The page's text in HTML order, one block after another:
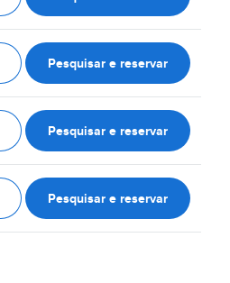
Pesquisar e reservar
Pesquisar e reservar
Pesquisar e reservar